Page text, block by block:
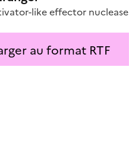
like effector nuclease
au format RTF